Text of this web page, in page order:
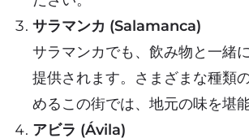
サラマンカ (Salamanca)
サラマンカでも、飲み物と一緒
提供されます。さまざまな種類
めるこの街では、地元の味を堪
アビラ (Ávila)